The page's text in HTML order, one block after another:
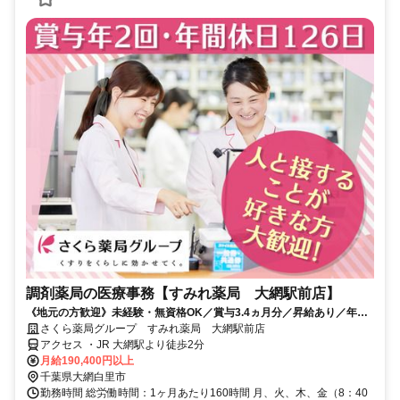
調剤薬局の医療事務【すみれ薬局 大網駅前店】
《地元の方歓迎》未経験・無資格OK／賞与3.4ヵ月分／昇給あり／年休
126日（前年度実績）／平均有休取得数11.5日（2025度実績）
さくら薬局グループ すみれ薬局 大網駅前店
アクセス ・JR 大網駅より徒歩2分
月給190,400円以上
千葉県大網白里市
勤務時間 総労働時間：1ヶ月あたり160時間 月、火、木、金（8：40